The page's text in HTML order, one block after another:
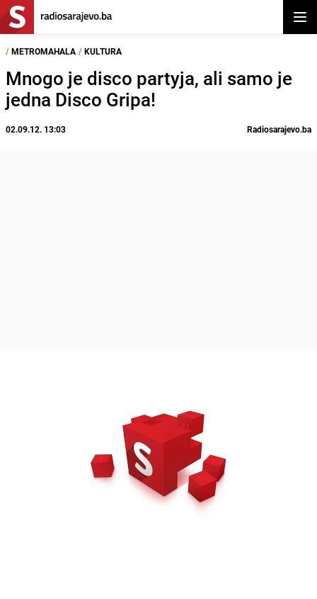
/ METROMAHALA / KULTURA
Mnogo je disco partyja, ali samo je
jedna Disco Gripa!
02.09.12. 13:03 Radiosarajevo.ba